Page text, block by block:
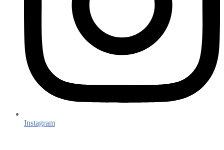
Instagram